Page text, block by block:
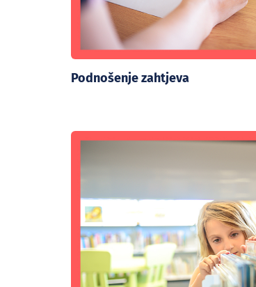
Podnošenje zahtjeva